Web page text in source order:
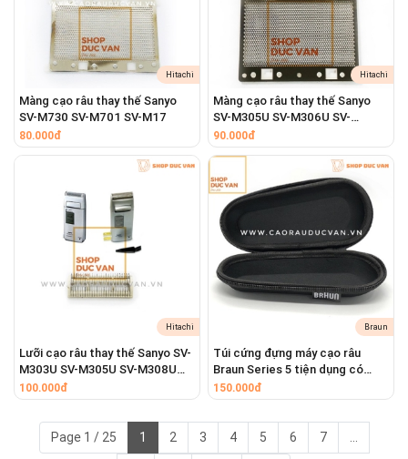
#braunflexxp5723 #braunflexxp5691 #braunflexxp5770
#braunflexxp5771 #braunflexxp5573 #braunflexxp5774
#braunflexxp5775 #braunflexxp5776 #braunflexxp5715
#braunflexxp5716 #braunflexxp5790 #braunflexxp5724
#braunflexxp5722 #braunflexxp5325
Hitachi
Màng cạo râu thay thế Sanyo
SV-M730 SV-M701 SV-M17
80.000đ
Hitachi
Màng cạo râu thay thế Sanyo
SV-M305U SV-M306U SV-
M308U
90.000đ
Hitachi
Lưỡi cạo râu thay thế Sanyo SV-
M303U SV-M305U SV-M308U
SV-M730 SV-M701
100.000đ
Braun
Túi cứng đựng máy cạo râu
Braun Series 5 tiện dụng có
khóa kéo mang theo du lịch
150.000đ
Page 1 / 25 1 2 3 4 5 6 7